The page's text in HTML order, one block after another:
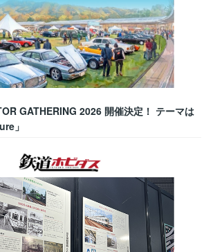
GATHERING 2026 開催決定！ テーマは
」